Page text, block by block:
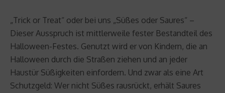
„Trick or Treat“ oder bei uns „Süßes oder Saures“ –
Dieser Ausspruch ist mittlerweile fester Bestandteil des
Halloween-Festes. Genutzt wird er von Kindern, die an
Halloween durch die Straßen ziehen und an jeder
Haustür Süßigkeiten einfordern. Und zwar als eine Art
Schutzgeld: Wer nicht Süßes rausrückt, erhält Saures